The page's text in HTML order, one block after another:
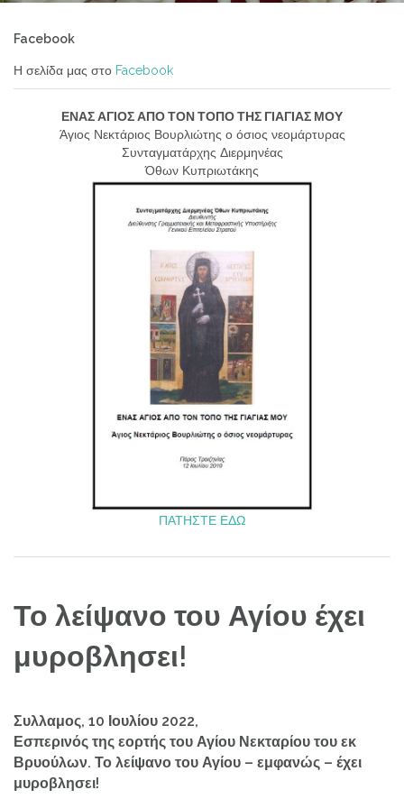
Facebook
Η σελίδα μας στο Facebook
ΕΝΑΣ ΑΓΙΟΣ ΑΠΟ ΤΟΝ ΤΟΠΟ ΤΗΣ ΓΙΑΓΙΑΣ ΜΟΥ
Άγιος Νεκτάριος Βουρλιώτης ο όσιος νεομάρτυρας
Συνταγματάρχης Διερμηνέας
Όθων Κυπριωτάκης
ΠΑΤΗΣΤΕ ΕΔΩ
Το λείψανο του Αγίου έχει
μυροβλησει!
Συλλαμος, 10 Ιουλίου 2022,
Εσπερινός της εορτής του Αγίου Νεκταρίου του εκ
Βρυούλων. Το λείψανο του Αγίου – εμφανώς – έχει
μυροβλησει!